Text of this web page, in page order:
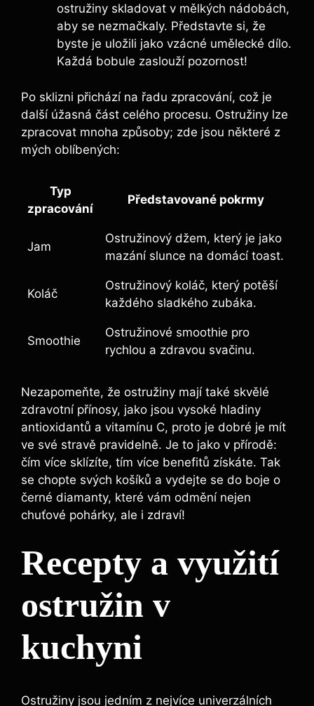
ostružiny skladovat v mělkých nádobách,
aby se nezmačkaly. Představte si, že
byste je uložili jako vzácné umělecké dílo.
Každá bobule zaslouží pozornost!
Po sklizni přichází na řadu zpracování, což je
další úžasná část celého procesu. Ostružiny lze
zpracovat mnoha způsoby; zde jsou některé z
mých oblíbených:
Typ
zpracování
Představované pokrmy
Jam
Ostružinový džem, který je jako
mazání slunce na domácí toast.
Koláč
Ostružinový koláč, který potěší
každého sladkého zubáka.
Smoothie
Ostružinové smoothie pro
rychlou a zdravou svačinu.
Nezapomeňte, že ostružiny mají také skvělé
zdravotní přínosy, jako jsou vysoké hladiny
antioxidantů a vitamínu C, proto je dobré je mít
ve své stravě pravidelně. Je to jako v přírodě:
čím více sklízíte, tím více benefitů získáte. Tak
se chopte svých košíků a vydejte se do boje o
černé diamanty, které vám odmění nejen
chuťové pohárky, ale i zdraví!
Recepty a využití
ostružin v
kuchyni
Ostružiny jsou jedním z nejvíce univerzálních